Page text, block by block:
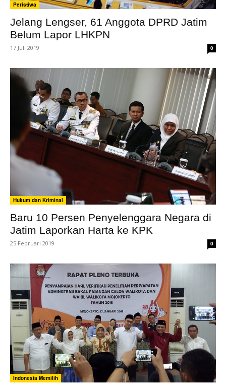
Peristiwa
Jelang Lengser, 61 Anggota DPRD Jatim
Belum Lapor LHKPN
17 Juli 2019 0
Hukum dan Kriminal
Baru 10 Persen Penyelenggara Negara di
Jatim Laporkan Harta ke KPK
25 Februari 2019 0
Indonesia Memilih